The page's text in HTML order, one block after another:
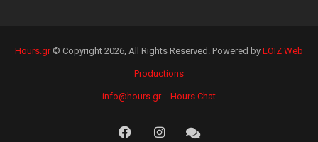
Hours.gr© Copyright 2026, All Rights Reserved. Powered by LOIZ Web
Productions
info@hours.gr Hours Chat
FacebookInstagramHours